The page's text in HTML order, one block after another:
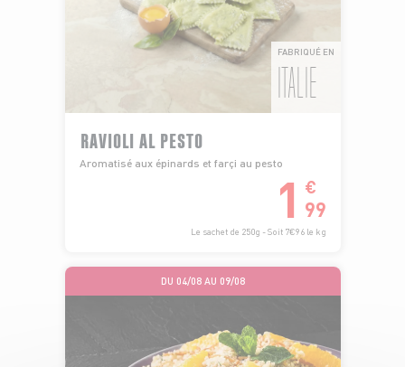
FABRIQUÉ EN
ITALIE
RAVIOLI AL PESTO
Aromatisé aux épinards et farçi au pesto
1 €
99
Le sachet de 250g - Soit 7€96 le kg
DU 04/08 AU 09/08